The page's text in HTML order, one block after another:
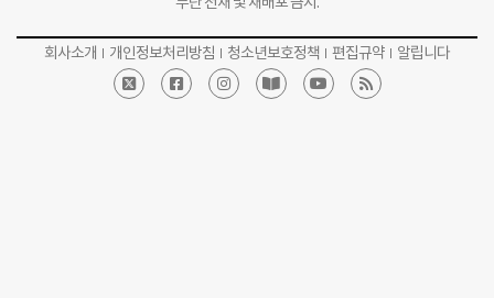
회사소개 개인정보처리방침 청소년보호정책 편집규약 알립니다